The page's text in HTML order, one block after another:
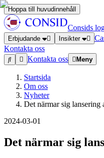
Hoppa till huvudinnehåll
Consids
Erbjudande Insikter
Kontakta oss
Kontakta oss
Meny
Startsida
Om oss
Nyheter
Det närmar sig lansering
2024-03-01
Det närmar sig